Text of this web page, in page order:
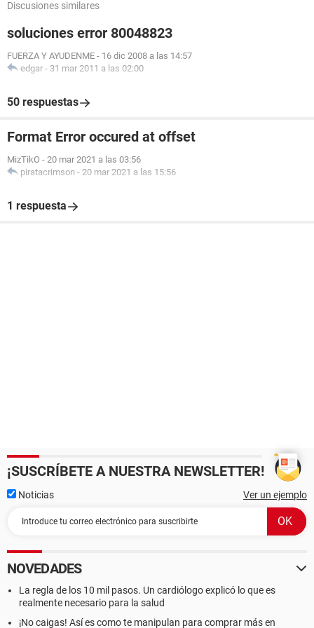
Discusiones similares
soluciones error 80048823
FUERZA Y AYUDENME - 16 dic 2008 a las 14:57
edgar - 31 mar 2011 a las 02:00
50 respuestas
Format Error occured at offset
MizTikO - 20 mar 2021 a las 03:56
piratacrimson - 20 mar 2021 a las 15:56
1 respuesta
¡SUSCRÍBETE A NUESTRA NEWSLETTER!
Noticias Ver un ejemplo
NOVEDADES
La regla de los 10 mil pasos. Un cardiólogo explicó lo que es
realmente necesario para la salud
¡No caigas! Así es como te manipulan para comprar más en